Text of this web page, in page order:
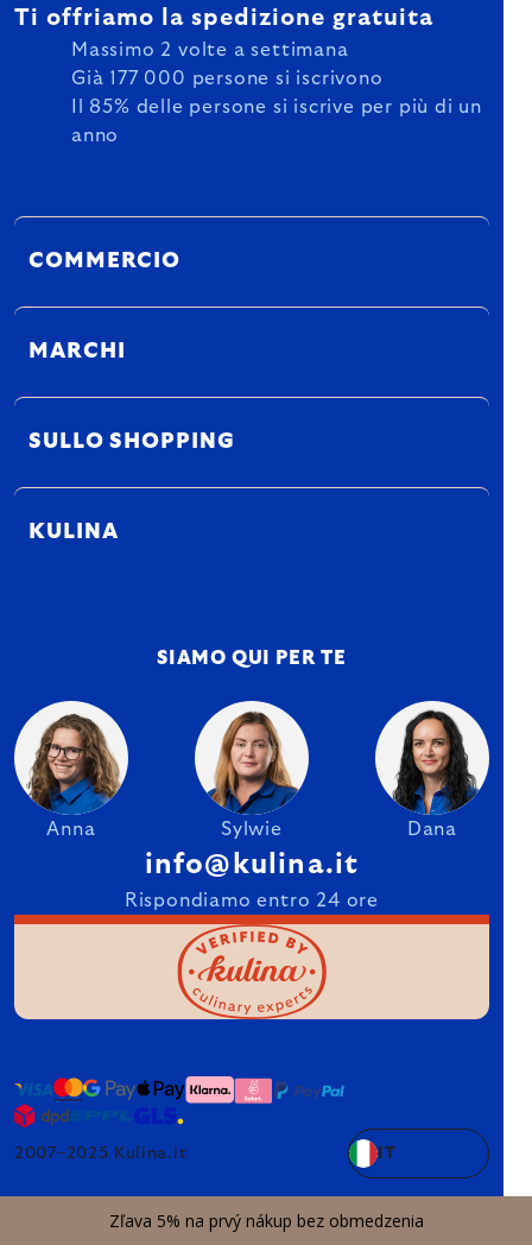
Ti offriamo la spedizione gratuita
Massimo 2 volte a settimana
Già 177 000 persone si iscrivono
Il 85% delle persone si iscrive per più di un
anno
COMMERCIO
MARCHI
SULLO SHOPPING
KULINA
SIAMO QUI PER TE
Anna Sylwie Dana
info@kulina.it
Rispondiamo entro 24 ore
2007–2025 Kulina.it IT
Zľava 5% na prvý nákup bez obmedzenia